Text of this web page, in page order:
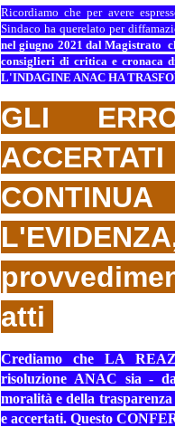
Ricordiamo che per avere
Sindaco ha querelato per
nel giugno 2021 dal Magistrato
consiglieri di critica e cronaca
L'INDAGINE ANAC HA
GLI
atti
Crediamo che LA
risoluzione ANAC sia -
moralità e della
e accertati. Questo